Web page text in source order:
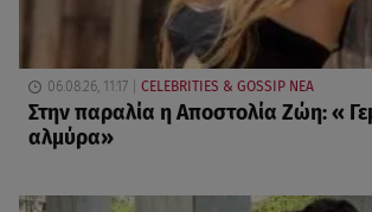
06.08.26, 11:17 CELEBRITIES & GOSSIP ΝΕΑ
Στην παραλία η Αποστολία Ζώη: «
αλμύρα»